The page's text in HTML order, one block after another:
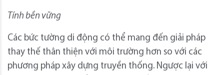
Tính bền vững
Các bức tường di động có thể mang đến giải pháp
thay thế thân thiện với môi trường hơn so với các
phương pháp xây dựng truyền thống. Ngược lại với